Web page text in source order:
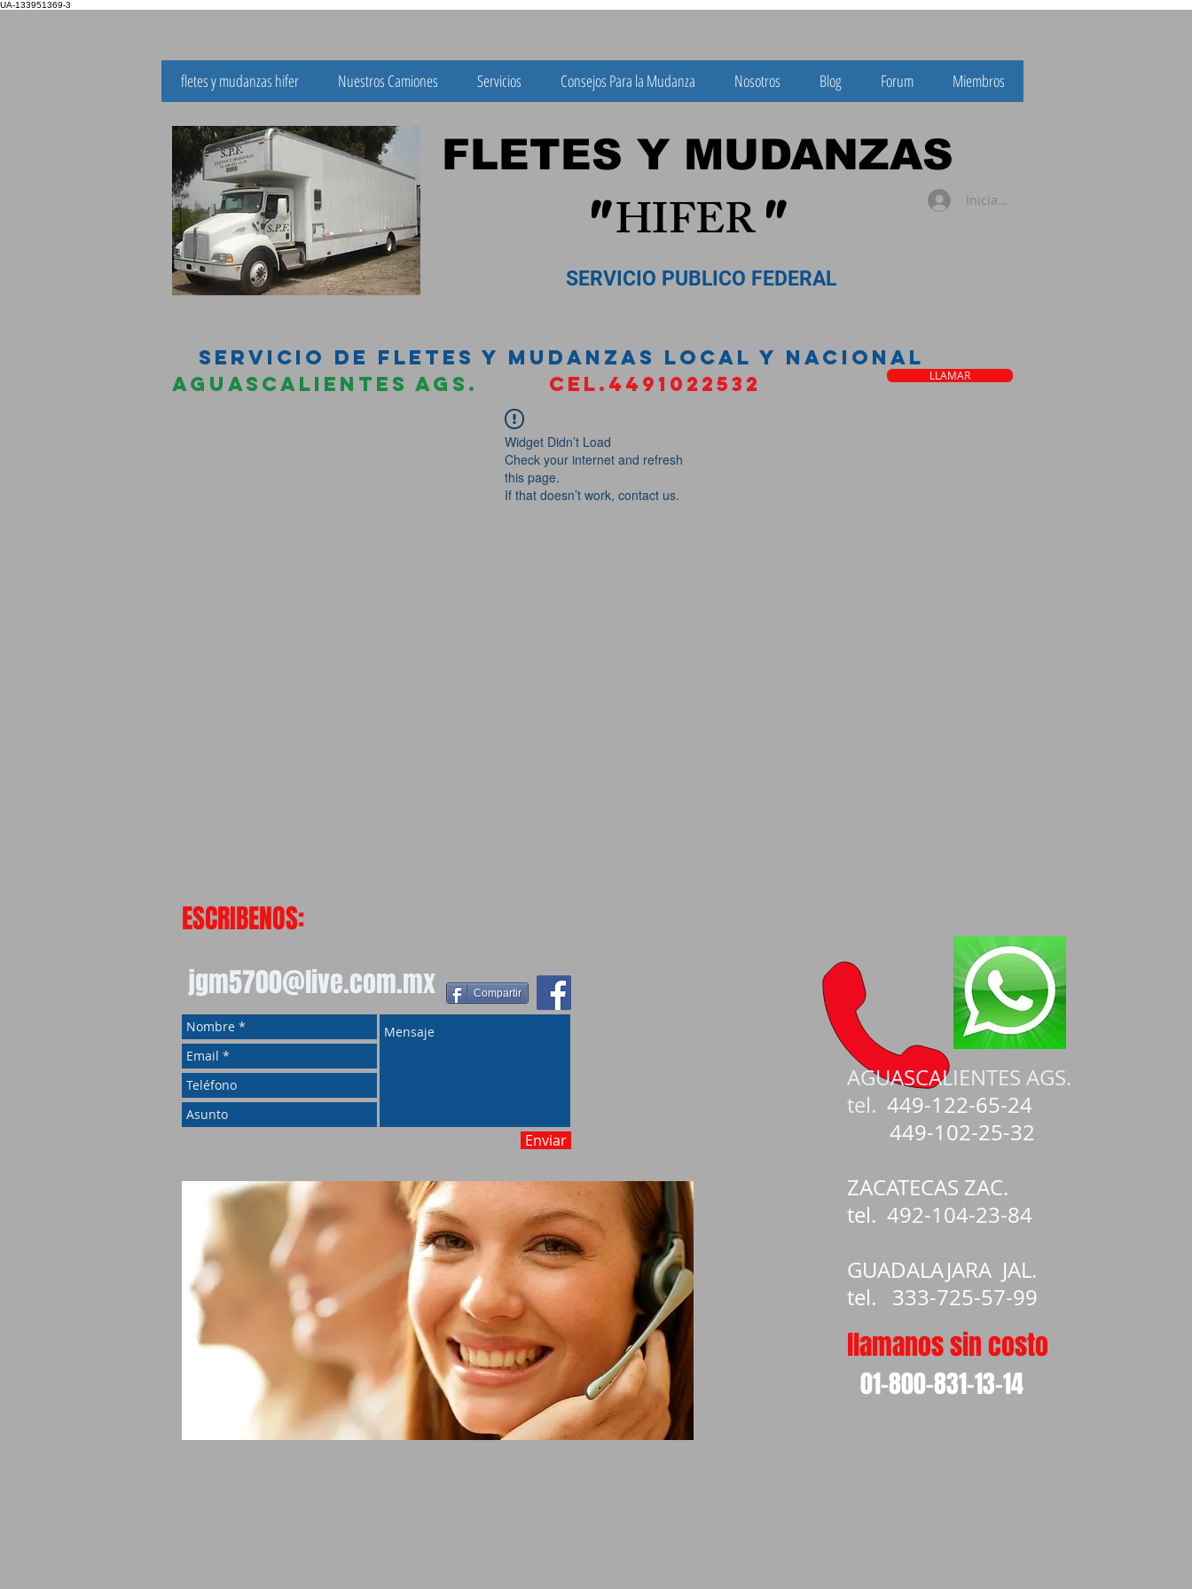
UA-133951369-3
fletes y mudanzas hifer Nuestros Camiones Servicios Consejos Para la Mudanza Nosotros Blog Forum Miembros
FLETES Y MUDANZAS
"HIFER"
SERVICIO PUBLICO FEDERAL
Iniciar sesión
SERVICIO DE FLETES Y MUDANZAS LOCAL Y NACIONAL
AGUASCALIENTES AGS.
CEL.4491022532 LLAMAR
Widget Didn’t Load
Check your internet and refresh
this page.
If that doesn’t work, contact us.
ESCRIBENOS:
jgm5700@live.com.mx
Compartir
Enviar
llamanos sin costo
01-800-831-13-14
AGUASCALIENTES AGS.
tel. 449-122-65-24
449-102-25-32
ZACATECAS ZAC.
tel. 492-104-23-84
GUADALAJARA JAL.
tel. 333-725-57-99